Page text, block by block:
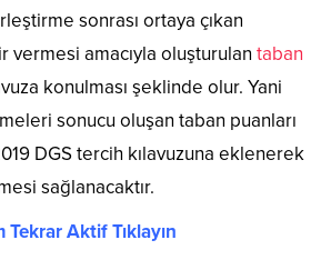
sonrası ortaya çıkan
vermesi amacıyla oluşturulan taban
konulması şeklinde olur. Yani
sonucu oluşan taban puanları
DGS tercih kılavuzuna eklenerek
sağlanacaktır.
Aktif Tıklayın